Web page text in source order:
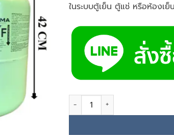
ในระบบตู้เย็น ตู้แช่ หรือห้องเย็
จำนวน น้ำยาแอร์ FORANE